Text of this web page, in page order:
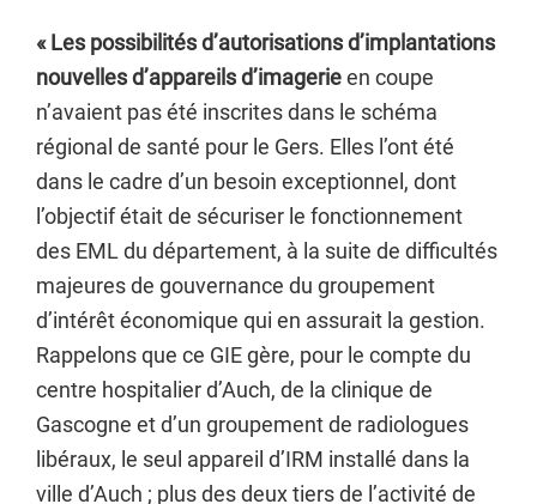
« Les possibilités d’autorisations d’implantations
nouvelles d’appareils d’imagerieen coupe
n’avaient pas été inscrites dans le schéma
régional de santé pour le Gers. Elles l’ont été
dans le cadre d’un besoin exceptionnel, dont
l’objectif était de sécuriser le fonctionnement
des EML du département, à la suite de difficultés
majeures de gouvernance du groupement
d’intérêt économique qui en assurait la gestion.
Rappelons que ce GIE gère, pour le compte du
centre hospitalier d’Auch, de la clinique de
Gascogne et d’un groupement de radiologues
libéraux, le seul appareil d’IRM installé dans la
ville d’Auch ; plus des deux tiers de l’activité de